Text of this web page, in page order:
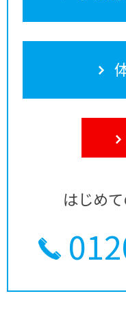
はじめ